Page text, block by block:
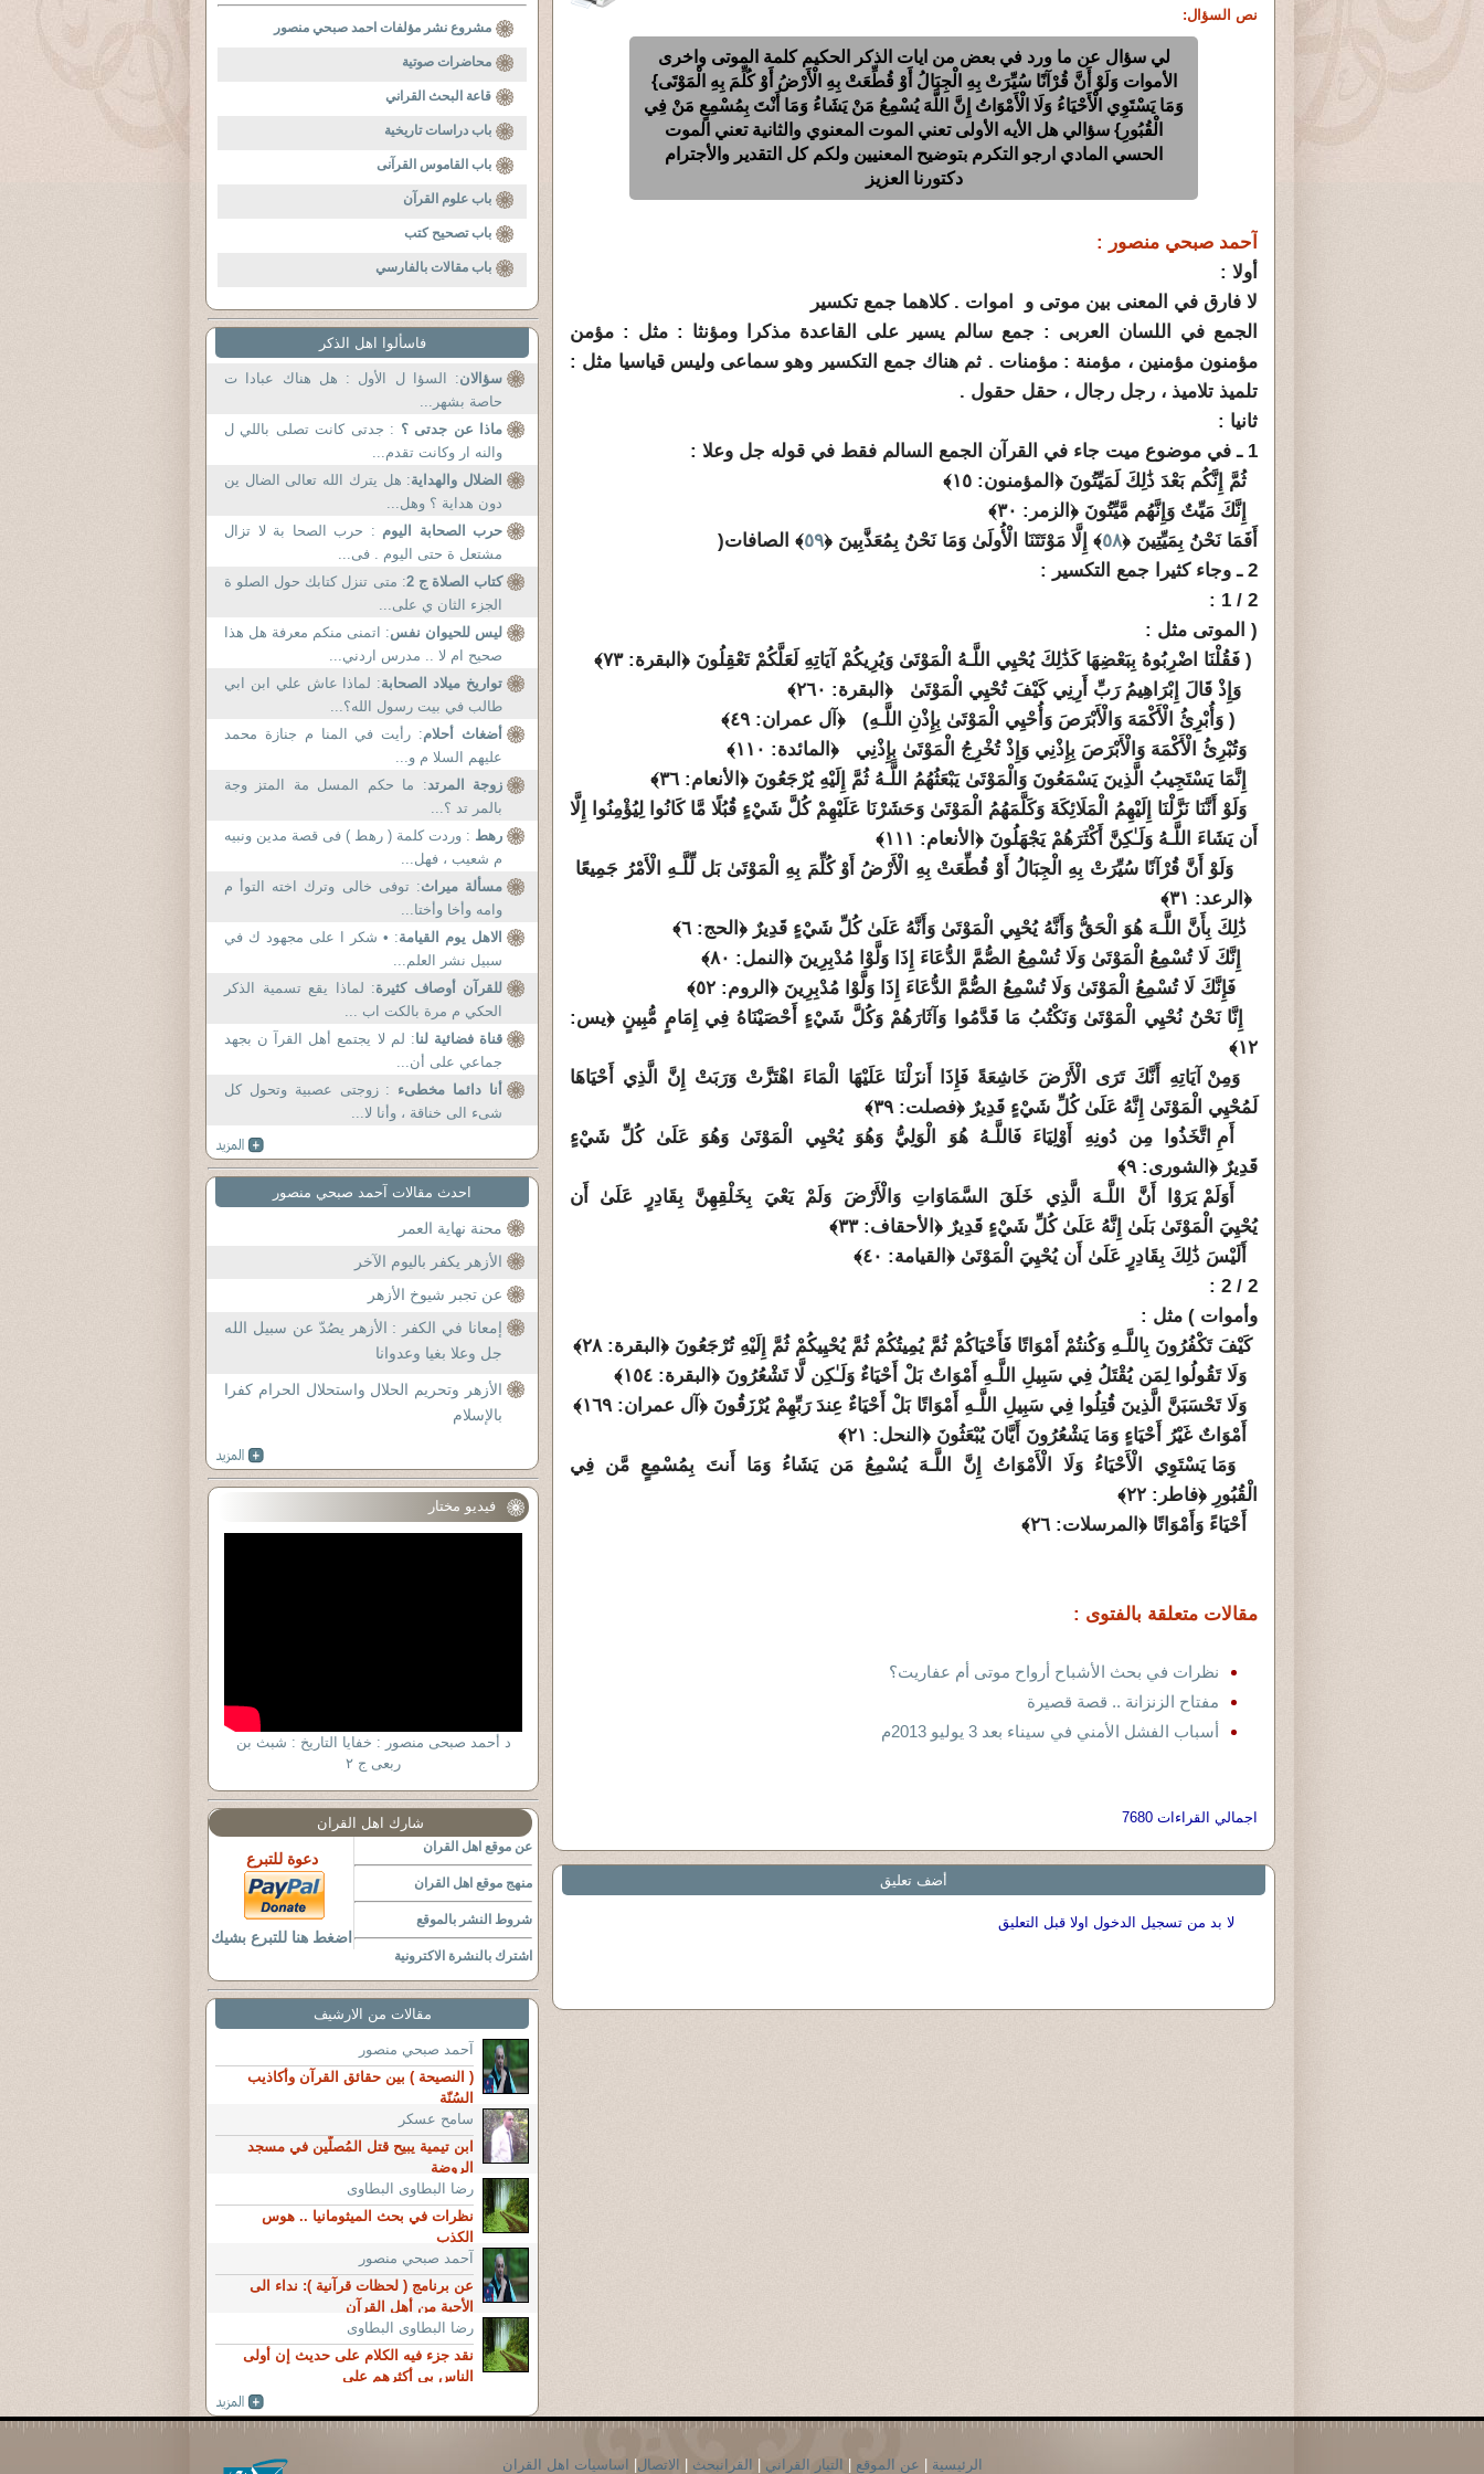
نص السؤال:
لي سؤال عن ما ورد في بعض من ايات الذكر الحكيم كلمة الموتى واخرى
الأموات وَلَوْ أَنَّ قُرْآنًا سُيِّرَتْ بِهِ الْجِبَالُ أَوْ قُطِّعَتْ بِهِ الْأَرْضُ أَوْ كُلِّمَ بِهِ الْمَوْتَى}
وَمَا يَسْتَوِي الْأَحْيَاءُ وَلَا الْأَمْوَاتُ إِنَّ اللَّهَ يُسْمِعُ مَنْ يَشَاءُ وَمَا أَنْتَ بِمُسْمِعٍ مَنْ فِي
الْقُبُورِ} سؤالي هل الأيه الأولى تعني الموت المعنوي والثانية تعني الموت
الحسي المادي ارجو التكرم بتوضيح المعنيين ولكم كل التقدير والأجترام
دكتورنا العزيز
آحمد صبحي منصور :
أولا :
لا فارق في المعنى بين موتى و اموات . كلاهما جمع تكسير
الجمع في اللسان العربى : جمع سالم يسير على القاعدة مذكرا ومؤنثا : مثل : مؤمن
مؤمنون مؤمنين ، مؤمنة : مؤمنات . ثم هناك جمع التكسير وهو سماعى وليس قياسيا مثل :
تلميذ تلاميذ ، رجل رجال ، حقل حقول .
ثانيا :
1 ـ في موضوع ميت جاء في القرآن الجمع السالم فقط في قوله جل وعلا :
ثُمَّ إِنَّكُم بَعْدَ ذَٰلِكَ لَمَيِّتُونَ ﴿المؤمنون: ١٥﴾
إِنَّكَ مَيِّتٌ وَإِنَّهُم مَّيِّتُونَ ﴿الزمر: ٣٠﴾
أَفَمَا نَحْنُ بِمَيِّتِينَ ﴿٥٨﴾ إِلَّا مَوْتَتَنَا الْأُولَىٰ وَمَا نَحْنُ بِمُعَذَّبِينَ ﴿٥٩﴾ الصافات(
2 ـ وجاء كثيرا جمع التكسير :
2 / 1 :
( الموتى مثل :
( فَقُلْنَا اضْرِبُوهُ بِبَعْضِهَا كَذَٰلِكَ يُحْيِي اللَّـهُ الْمَوْتَىٰ وَيُرِيكُمْ آيَاتِهِ لَعَلَّكُمْ تَعْقِلُونَ ﴿البقرة: ٧٣﴾
وَإِذْ قَالَ إِبْرَاهِيمُ رَبِّ أَرِنِي كَيْفَ تُحْيِي الْمَوْتَىٰ ﴿البقرة: ٢٦٠﴾
( وَأُبْرِئُ الْأَكْمَهَ وَالْأَبْرَصَ وَأُحْيِي الْمَوْتَىٰ بِإِذْنِ اللَّـهِ) ﴿آل عمران: ٤٩﴾
وَتُبْرِئُ الْأَكْمَهَ وَالْأَبْرَصَ بِإِذْنِي وَإِذْ تُخْرِجُ الْمَوْتَىٰ بِإِذْنِي ﴿المائدة: ١١٠﴾
إِنَّمَا يَسْتَجِيبُ الَّذِينَ يَسْمَعُونَ وَالْمَوْتَىٰ يَبْعَثُهُمُ اللَّـهُ ثُمَّ إِلَيْهِ يُرْجَعُونَ ﴿الأنعام: ٣٦﴾
وَلَوْ أَنَّنَا نَزَّلْنَا إِلَيْهِمُ الْمَلَائِكَةَ وَكَلَّمَهُمُ الْمَوْتَىٰ وَحَشَرْنَا عَلَيْهِمْ كُلَّ شَيْءٍ قُبُلًا مَّا كَانُوا لِيُؤْمِنُوا إِلَّا
أَن يَشَاءَ اللَّـهُ وَلَـٰكِنَّ أَكْثَرَهُمْ يَجْهَلُونَ ﴿الأنعام: ١١١﴾
وَلَوْ أَنَّ قُرْآنًا سُيِّرَتْ بِهِ الْجِبَالُ أَوْ قُطِّعَتْ بِهِ الْأَرْضُ أَوْ كُلِّمَ بِهِ الْمَوْتَىٰ بَل لِّلَّـهِ الْأَمْرُ جَمِيعًا
﴿الرعد: ٣١﴾
ذَٰلِكَ بِأَنَّ اللَّـهَ هُوَ الْحَقُّ وَأَنَّهُ يُحْيِي الْمَوْتَىٰ وَأَنَّهُ عَلَىٰ كُلِّ شَيْءٍ قَدِيرٌ ﴿الحج: ٦﴾
إِنَّكَ لَا تُسْمِعُ الْمَوْتَىٰ وَلَا تُسْمِعُ الصُّمَّ الدُّعَاءَ إِذَا وَلَّوْا مُدْبِرِينَ ﴿النمل: ٨٠﴾
فَإِنَّكَ لَا تُسْمِعُ الْمَوْتَىٰ وَلَا تُسْمِعُ الصُّمَّ الدُّعَاءَ إِذَا وَلَّوْا مُدْبِرِينَ ﴿الروم: ٥٢﴾
إِنَّا نَحْنُ نُحْيِي الْمَوْتَىٰ وَنَكْتُبُ مَا قَدَّمُوا وَآثَارَهُمْ وَكُلَّ شَيْءٍ أَحْصَيْنَاهُ فِي إِمَامٍ مُّبِينٍ ﴿يس:
١٢﴾
وَمِنْ آيَاتِهِ أَنَّكَ تَرَى الْأَرْضَ خَاشِعَةً فَإِذَا أَنزَلْنَا عَلَيْهَا الْمَاءَ اهْتَزَّتْ وَرَبَتْ إِنَّ الَّذِي أَحْيَاهَا
لَمُحْيِي الْمَوْتَىٰ إِنَّهُ عَلَىٰ كُلِّ شَيْءٍ قَدِيرٌ ﴿فصلت: ٣٩﴾
أَمِ اتَّخَذُوا مِن دُونِهِ أَوْلِيَاءَ فَاللَّـهُ هُوَ الْوَلِيُّ وَهُوَ يُحْيِي الْمَوْتَىٰ وَهُوَ عَلَىٰ كُلِّ شَيْءٍ
قَدِيرٌ ﴿الشورى: ٩﴾
أَوَلَمْ يَرَوْا أَنَّ اللَّـهَ الَّذِي خَلَقَ السَّمَاوَاتِ وَالْأَرْضَ وَلَمْ يَعْيَ بِخَلْقِهِنَّ بِقَادِرٍ عَلَىٰ أَن
يُحْيِيَ الْمَوْتَىٰ بَلَىٰ إِنَّهُ عَلَىٰ كُلِّ شَيْءٍ قَدِيرٌ ﴿الأحقاف: ٣٣﴾
أَلَيْسَ ذَٰلِكَ بِقَادِرٍ عَلَىٰ أَن يُحْيِيَ الْمَوْتَىٰ ﴿القيامة: ٤٠﴾
2 / 2 :
وأموات ) مثل :
كَيْفَ تَكْفُرُونَ بِاللَّـهِ وَكُنتُمْ أَمْوَاتًا فَأَحْيَاكُمْ ثُمَّ يُمِيتُكُمْ ثُمَّ يُحْيِيكُمْ ثُمَّ إِلَيْهِ تُرْجَعُونَ ﴿البقرة: ٢٨﴾
وَلَا تَقُولُوا لِمَن يُقْتَلُ فِي سَبِيلِ اللَّـهِ أَمْوَاتٌ بَلْ أَحْيَاءٌ وَلَـٰكِن لَّا تَشْعُرُونَ ﴿البقرة: ١٥٤﴾
وَلَا تَحْسَبَنَّ الَّذِينَ قُتِلُوا فِي سَبِيلِ اللَّـهِ أَمْوَاتًا بَلْ أَحْيَاءٌ عِندَ رَبِّهِمْ يُرْزَقُونَ ﴿آل عمران: ١٦٩﴾
أَمْوَاتٌ غَيْرُ أَحْيَاءٍ وَمَا يَشْعُرُونَ أَيَّانَ يُبْعَثُونَ ﴿النحل: ٢١﴾
وَمَا يَسْتَوِي الْأَحْيَاءُ وَلَا الْأَمْوَاتُ إِنَّ اللَّـهَ يُسْمِعُ مَن يَشَاءُ وَمَا أَنتَ بِمُسْمِعٍ مَّن فِي
الْقُبُورِ ﴿فاطر: ٢٢﴾
أَحْيَاءً وَأَمْوَاتًا ﴿المرسلات: ٢٦﴾
مقالات متعلقة بالفتوى :
نظرات في بحث الأشباح أرواح موتى أم عفاريت؟
مفتاح الزنزانة .. قصة قصيرة
أسباب الفشل الأمني في سيناء بعد 3 يوليو 2013م
اجمالي القراءات 7680
أضف تعليق
لا بد من تسجيل الدخول اولا قبل التعليق
مشروع نشر مؤلفات احمد صبحي منصور
محاضرات صوتية
قاعة البحث القراني
باب دراسات تاريخية
باب القاموس القرآنى
باب علوم القرآن
باب تصحيح كتب
باب مقالات بالفارسي
فاسألوا اهل الذكر
سؤالان: السؤا ل الأول : هل هناك عبادا ت
حاصة بشهر...
ماذا عن جدتى ؟ : جدتى كانت تصلى باللي ل
والنه ار وكانت تقدم...
الضلال والهداية: هل يترك الله تعالى الضال ين
دون هداية ؟ وهل...
حرب الصحابة اليوم : حرب الصحا بة لا تزال
مشتعل ة حتى اليوم . فى...
كتاب الصلاة ج 2 : متى تنزل كتابك حول الصلو ة
الجزء الثان ي على...
ليس للحيوان نفس: اتمنى منكم معرفة هل هذا
صحيح ام لا .. مدرس اردني...
تواريخ ميلاد الصحابة: لماذا عاش علي ابن ابي
طالب في بيت رسول الله؟...
أضغاث أحلام: رأيت في المنا م جنازة محمد
عليهم السلا م و...
زوجة المرتد: ما حكم المسل مة المتز وجة
بالمر تد ؟...
رهط : وردت كلمة ( رهط ) فى قصة مدين ونبيه
م شعيب ، فهل...
مسألة ميراث: توفى خالى وترك اخته التوأ م
وامه وأخا وأختا...
الاهل يوم القيامة: • شكر ا على مجهود ك في
سبيل نشر العلم...
للقرآن أوصاف كثيرة: لماذا يقع تسمية الذكر
الحكي م مرة بالكت اب ...
قناة فضائية لنا: لم لا يجتمع أهل القرآ ن بجهد
جماعي على أن...
أنا دائما مخطىء : زوجتى عصبية وتحول كل
شىء الى خناقة ، وأنا لا...
احدث مقالات آحمد صبحي منصور
محنة نهاية العمر
الأزهر يكفر باليوم الآخر
عن تجبر شيوخ الأزهر
إمعانا في الكفر : الأزهر يصُدّ عن سبيل الله
جل وعلا بغيا وعدوانا
الأزهر وتحريم الحلال واستحلال الحرام كفرا
بالإسلام
فيديو مختار
د أحمد صبحى منصور : خفايا التاريخ : شبث بن
ربعى ج ٢
شارك اهل القران
عن موقع اهل القران
منهج موقع اهل القران
شروط النشر بالموقع
اشترك بالنشرة الاكترونية
دعوة للتبرع
اضغط هنا للتبرع بشيك
مقالات من الارشيف
آحمد صبحي منصور
( النصيحة ) بين حقائق القرآن وأكاذيب
السُنّة
سامح عسكر
ابن تيمية يبيح قتل المُصلّين في مسجد
الروضة
رضا البطاوى البطاوى
نظرات في بحث الميثومانيا .. هوس
الكذب
آحمد صبحي منصور
عن برنامج ( لحظات قرآنية ): نداء الى
الأحبة من أهل القرآن
رضا البطاوى البطاوى
نقد جزء فيه الكلام على حديث إن أولى
الناس بي أكثرهم علي
الرئيسية عن الموقع التيار القراني القرانبحث الاتصال اساسيات اهل القران